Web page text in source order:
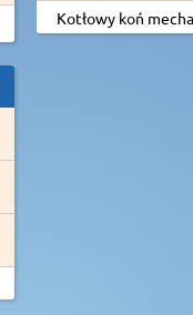
Kotłowy koń